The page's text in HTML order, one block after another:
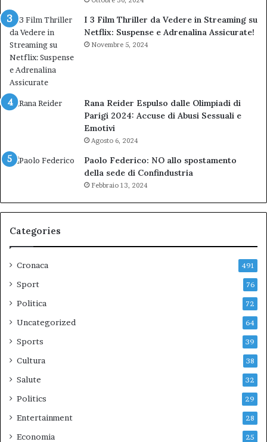
I 3 Film Thriller da Vedere in Streaming su
Netflix: Suspense e Adrenalina Assicurate!
Novembre 5, 2024
Rana Reider Espulso dalle Olimpiadi di
Parigi 2024: Accuse di Abusi Sessuali e
Emotivi
Agosto 6, 2024
Paolo Federico: NO allo spostamento
della sede di Confindustria
Febbraio 13, 2024
Categories
Cronaca 491
Sport 76
Politica 72
Uncategorized 64
Sports 39
Cultura 38
Salute 32
Politics 29
Entertainment 28
Economia 25